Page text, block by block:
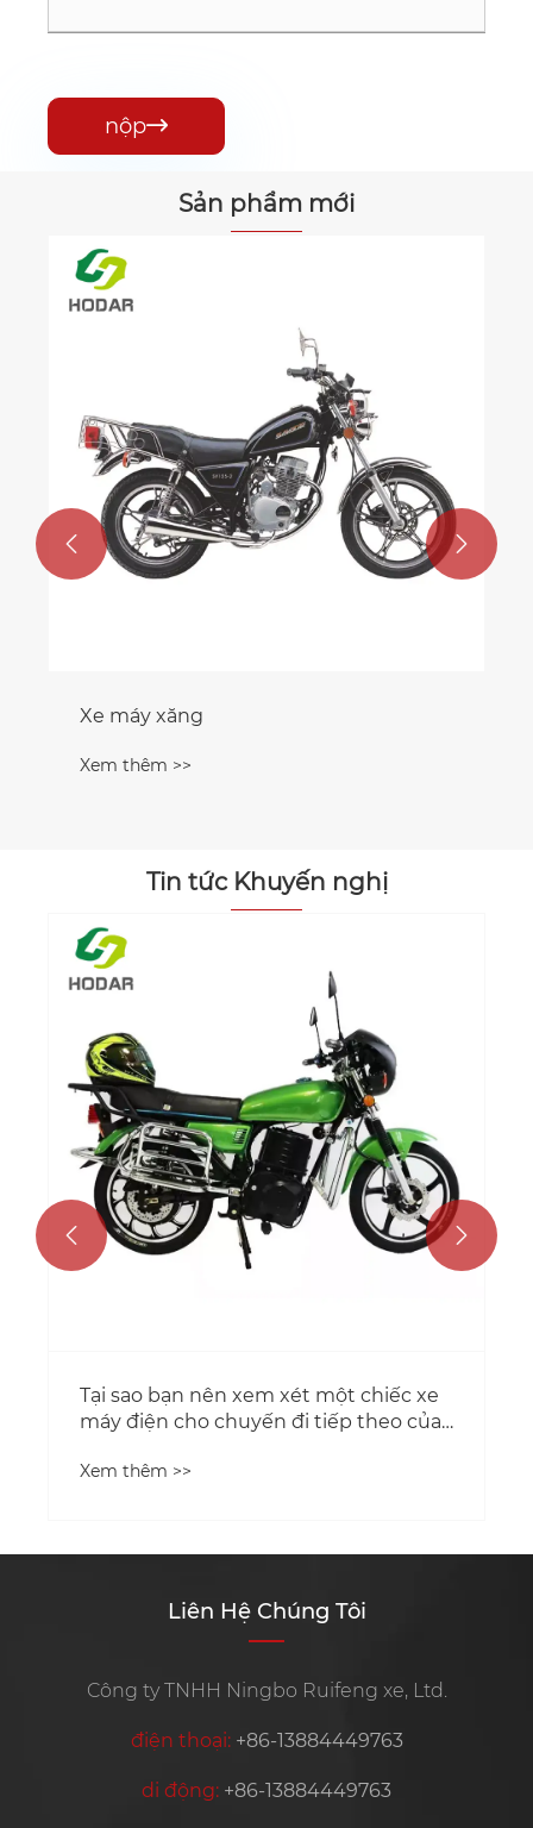
nộp
Sản phẩm mới
Xe máy xăng
Xem thêm >>
 
Tin tức Khuyến nghị
Tại sao bạn nên xem xét một chiếc xe
máy điện cho chuyến đi tiếp theo của
Xem thêm >>
 
Liên Hệ Chúng Tôi
Công ty TNHH Ningbo Ruifeng xe, Ltd.
điện thoại: +86-13884449763
di động: +86-13884449763